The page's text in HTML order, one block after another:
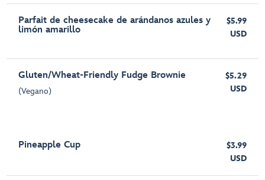
Parfait de cheesecake de arándanos azules y
limón amarillo
$5.99
USD
Gluten/Wheat-Friendly Fudge Brownie
(Vegano)
$5.29
USD
Pineapple Cup
$3.99
USD